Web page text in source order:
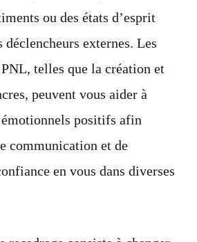
ou des états d’esprit
déclencheurs externes. Les
telles que la création et
peuvent vous aider à
positifs afin
communication et de
en vous dans diverses